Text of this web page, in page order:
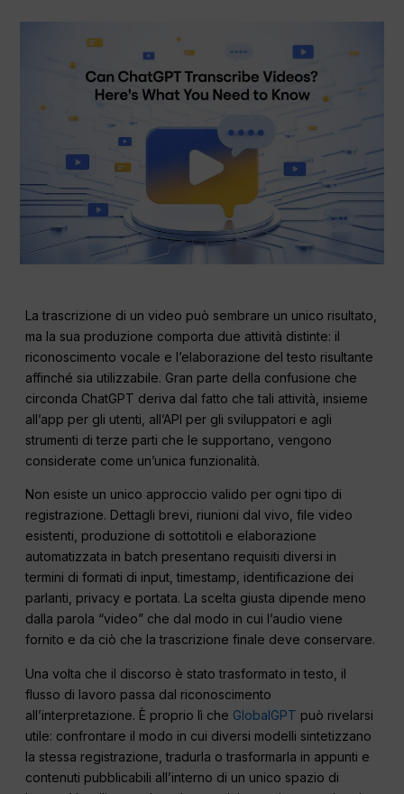
La trascrizione di un video può sembrare un unico risultato,
ma la sua produzione comporta due attività distinte: il
riconoscimento vocale e l’elaborazione del testo risultante
affinché sia utilizzabile. Gran parte della confusione che
circonda ChatGPT deriva dal fatto che tali attività, insieme
all’app per gli utenti, all’API per gli sviluppatori e agli
strumenti di terze parti che le supportano, vengono
considerate come un’unica funzionalità.
Non esiste un unico approccio valido per ogni tipo di
registrazione. Dettagli brevi, riunioni dal vivo, file video
esistenti, produzione di sottotitoli e elaborazione
automatizzata in batch presentano requisiti diversi in
termini di formati di input, timestamp, identificazione dei
parlanti, privacy e portata. La scelta giusta dipende meno
dalla parola “video” che dal modo in cui l’audio viene
fornito e da ciò che la trascrizione finale deve conservare.
Una volta che il discorso è stato trasformato in testo, il
flusso di lavoro passa dal riconoscimento
all’interpretazione. È proprio lì che GlobalGPT può rivelarsi
utile: confrontare il modo in cui diversi modelli sintetizzano
la stessa registrazione, tradurla o trasformarla in appunti e
contenuti pubblicabili all’interno di un unico spazio di